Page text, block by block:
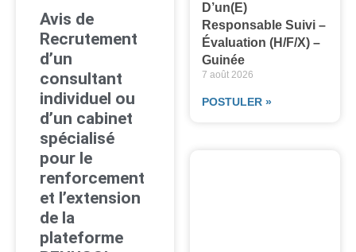
Avis de
Recrutement
d’un
consultant
individuel ou
d’un cabinet
spécialisé
pour le
renforcement
et l’extension
de la
plateforme
D’un(e)
Responsable Suivi –
Évaluation (H/F/X) –
Guinée
7 août 2026
POSTULER »